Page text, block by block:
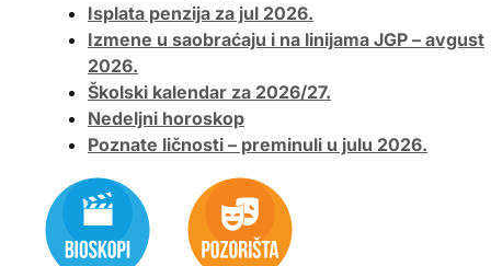
Isplata penzija za jul 2026.
Izmene u saobraćaju i na linijama JGP – avgust
2026.
Školski kalendar za 2026/27.
Nedeljni horoskop
Poznate ličnosti – preminuli u julu 2026.